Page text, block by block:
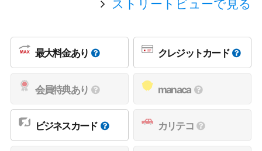
ストリートビューで見る
最大料金あり クレジットカード
会員特典あり manaca
ビジネスカード カリテコ